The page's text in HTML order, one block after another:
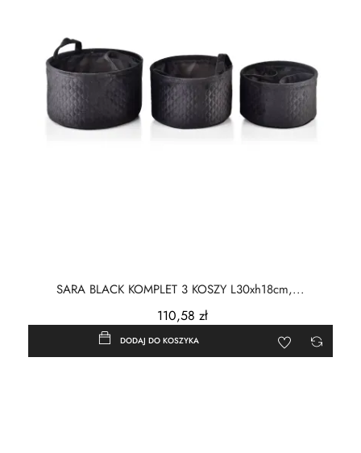
SARA BLACK KOMPLET 3 KOSZY L30xh18cm,...
110,58 zł
DODAJ DO KOSZYKA